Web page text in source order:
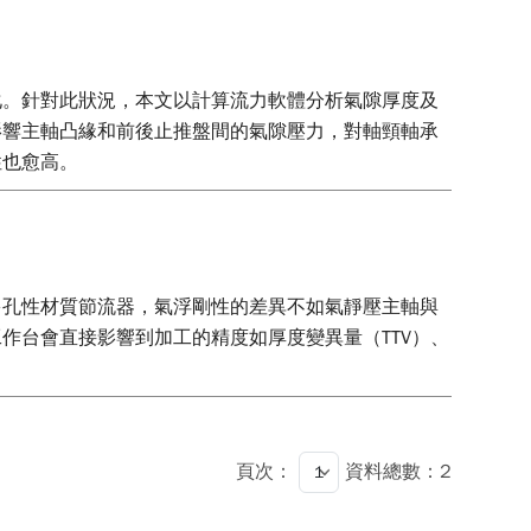
針對此狀況，本文以計算流力軟體分析氣隙厚度及
主軸凸緣和前後止推盤間的氣隙壓力，對軸頸軸承
愈高。
性材質節流器，氣浮剛性的差異不如氣靜壓主軸與
會直接影響到加工的精度如厚度變異量（TTV）、
頁次： 資料總數：2